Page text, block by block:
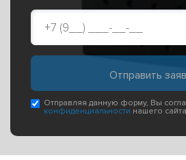
Отправляя данную форму, Вы
конфиденциальности нашего сайта